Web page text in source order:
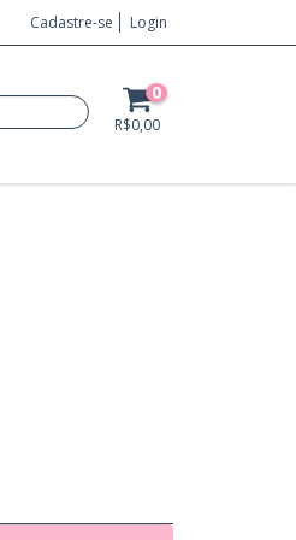
Cadastre-se Login
0
R$0,00